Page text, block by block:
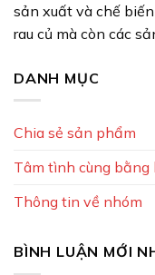
sản xuất và chế
rau củ mà còn các
DANH MỤC
Chia sẻ sản phẩm
Tâm tình cùng bằng
Thông tin về nhóm
BÌNH LUẬN MỚI